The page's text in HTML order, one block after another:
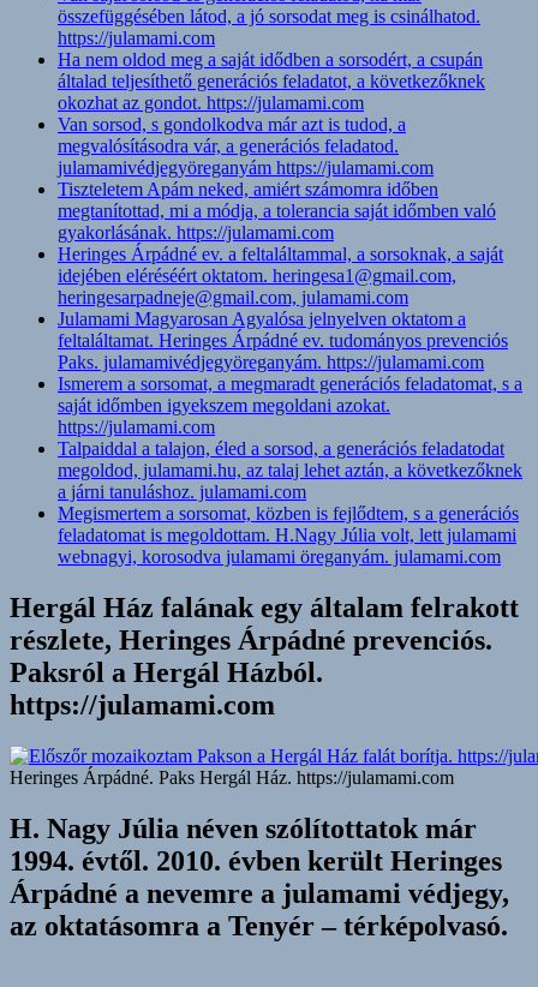
összefüggésében látod, a jó sorsodat meg is csinálhatod.
https://julamami.com
Ha nem oldod meg a saját idődben a sorsodért, a csupán
általad teljesíthető generációs feladatot, a következőknek
okozhat az gondot. https://julamami.com
Van sorsod, s gondolkodva már azt is tudod, a
megvalósításodra vár, a generációs feladatod.
julamamivédjegyöreganyám https://julamami.com
Tiszteletem Apám neked, amiért számomra időben
megtanítottad, mi a módja, a tolerancia saját időmben való
gyakorlásának. https://julamami.com
Heringes Árpádné ev. a feltaláltammal, a sorsoknak, a saját
idejében eléréséért oktatom. heringesa1@gmail.com,
heringesarpadneje@gmail.com, julamami.com
Julamami Magyarosan Agyalósa jelnyelven oktatom a
feltaláltamat. Heringes Árpádné ev. tudományos prevenciós
Paks. julamamivédjegyöreganyám. https://julamami.com
Ismerem a sorsomat, a megmaradt generációs feladatomat, s a
saját időmben igyekszem megoldani azokat.
https://julamami.com
Talpaiddal a talajon, éled a sorsod, a generációs feladatodat
megoldod, julamami.hu, az talaj lehet aztán, a következőknek
a járni tanuláshoz. julamami.com
Megismertem a sorsomat, közben is fejlődtem, s a generációs
feladatomat is megoldottam. H.Nagy Júlia volt, lett julamami
webnagyi, korosodva julamami öreganyám. julamami.com
Hergál Ház falának egy általam felrakott
részlete, Heringes Árpádné prevenciós.
Paksról a Hergál Házból.
https://julamami.com
Heringes Árpádné. Paks Hergál Ház. https://julamami.com
H. Nagy Júlia néven szólítottatok már
1994. évtől. 2010. évben került Heringes
Árpádné a nevemre a julamami védjegy,
az oktatásomra a Tenyér – térképolvasó.